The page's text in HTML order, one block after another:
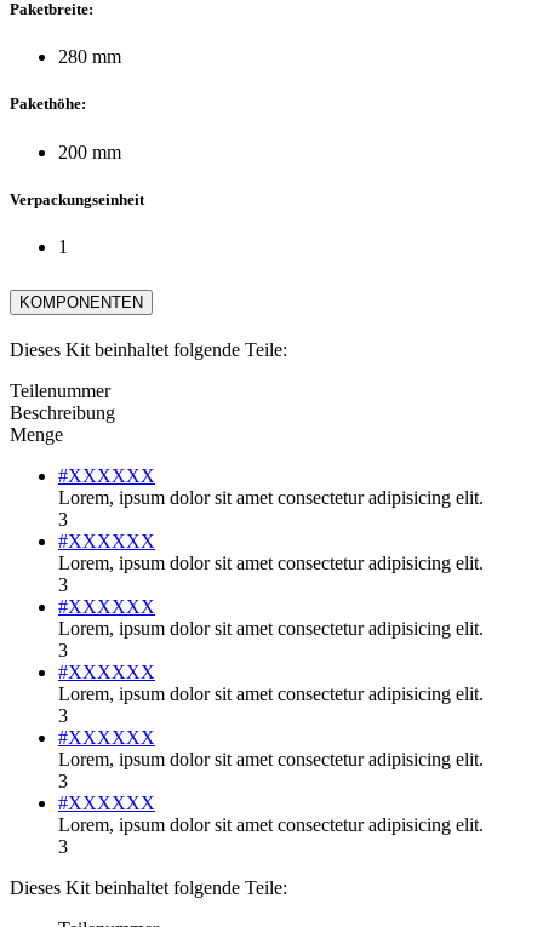
Paketbreite:
280 mm
Pakethöhe:
200 mm
Verpackungseinheit
1
KOMPONENTEN
Dieses Kit beinhaltet folgende Teile:
Teilenummer
Beschreibung
Menge
#XXXXXX
Lorem, ipsum dolor sit amet consectetur adipisicing elit.
3
#XXXXXX
Lorem, ipsum dolor sit amet consectetur adipisicing elit.
3
#XXXXXX
Lorem, ipsum dolor sit amet consectetur adipisicing elit.
3
#XXXXXX
Lorem, ipsum dolor sit amet consectetur adipisicing elit.
3
#XXXXXX
Lorem, ipsum dolor sit amet consectetur adipisicing elit.
3
#XXXXXX
Lorem, ipsum dolor sit amet consectetur adipisicing elit.
3
Dieses Kit beinhaltet folgende Teile: